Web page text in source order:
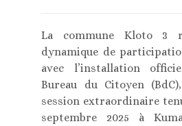
La commune Kloto 3
dynamique de
avec l’installation
Bureau du Citoyen
session extraordinaire
septembre 2025 à